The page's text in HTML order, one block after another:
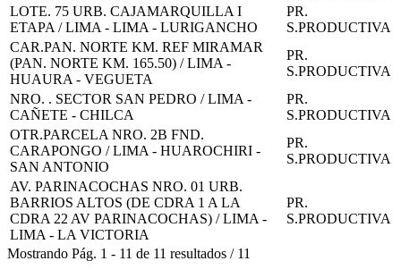
LOTE. 75 URB. CAJAMARQUILLA I
ETAPA / LIMA - LIMA - LURIGANCHO
PR.
S.PRODUCTIVA
CAR.PAN. NORTE KM. REF MIRAMAR
(PAN. NORTE KM. 165.50) / LIMA -
HUAURA - VEGUETA
PR.
S.PRODUCTIVA
NRO. . SECTOR SAN PEDRO / LIMA -
CAÑETE - CHILCA
PR.
S.PRODUCTIVA
OTR.PARCELA NRO. 2B FND.
CARAPONGO / LIMA - HUAROCHIRI -
SAN ANTONIO
PR.
S.PRODUCTIVA
AV. PARINACOCHAS NRO. 01 URB.
BARRIOS ALTOS (DE CDRA 1 A LA
CDRA 22 AV PARINACOCHAS) / LIMA -
LIMA - LA VICTORIA
PR.
S.PRODUCTIVA
Mostrando Pág. 1 - 11 de 11 resultados / 11